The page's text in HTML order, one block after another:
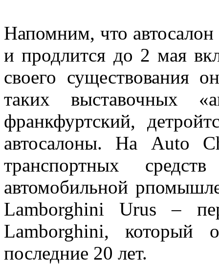
Напомним, что
и продлится до 2 мая
своего существования
таких выставочных
франкфуртский,
автосалоны. На Auto
транспортных
автомобильной
Lamborghini Urus –
Lamborghini, который
последние 20 лет.